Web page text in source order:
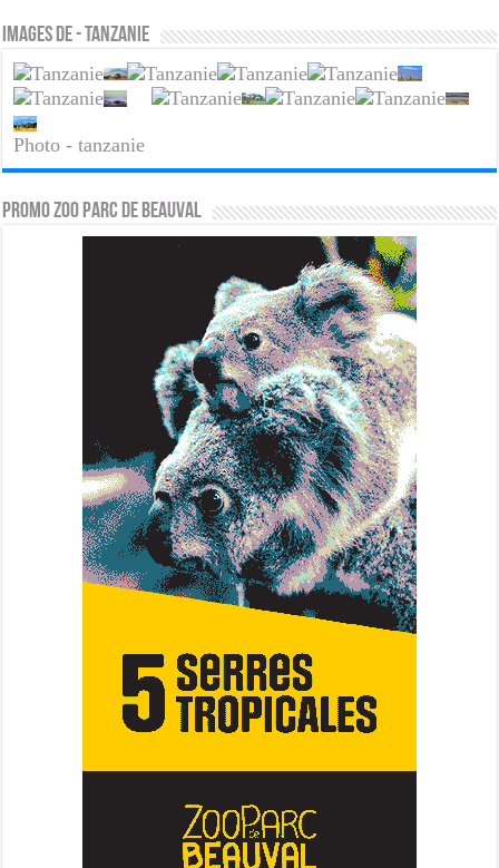
Images de - tanzanie
Photo - tanzanie
PROMO ZOO PARC DE BEAUVAL